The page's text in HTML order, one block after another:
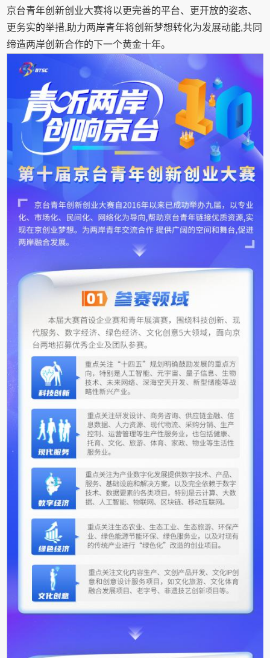
京台青年创新创业大赛将以更完善的平台、更开放的姿态、
更务实的举措,助力两岸青年将创新梦想转化为发展动能,共同
缔造两岸创新合作的下一个黄金十年。